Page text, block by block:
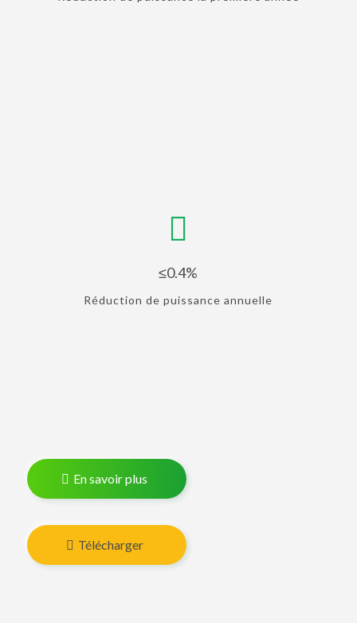
≤0.4%
Réduction de puissance annuelle
En savoir plus
Télécharger